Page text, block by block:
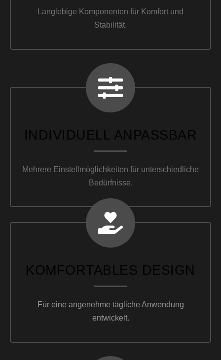
Langlebige Komponenten für Komfort und
Stabilität.
INDIVIDUELL ANPASSBAR
Mehrere Einstellmöglichkeiten für unterschiedliche
Bedürfnisse.
KOMFORTABLES DESIGN
Für eine angenehme tägliche Anwendung
entwickelt.